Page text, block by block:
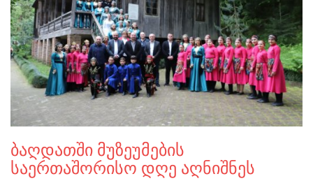
ბაღდათში მუზეუმების
საერთაშორისო დღე აღნიშნეს